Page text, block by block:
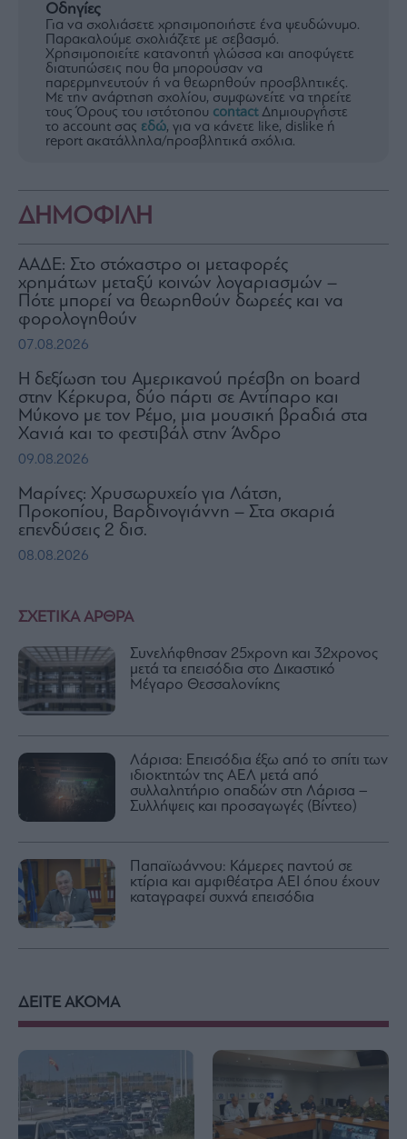
ΣΧΕΤΙΚΑ ΑΡΘΡΑ
Συνελήφθησαν 25χρονη και 32χρονος
μετά τα επεισόδια στο Δικαστικό
Μέγαρο Θεσσαλονίκης
Λάρισα: Επεισόδια έξω από το σπίτι των
ιδιοκτητών της ΑΕΛ μετά από
συλλαλητήριο οπαδών στη Λάρισα –
Συλλήψεις και προσαγωγές (Βίντεο)
Παπαϊωάννου: Κάμερες παντού σε
κτίρια και αμφιθέατρα ΑΕΙ όπου έχουν
καταγραφεί συχνά επεισόδια
Οδηγίες
Για να σχολιάσετε χρησιμοποιήστε ένα ψευδώνυμο.
Παρακαλούμε σχολιάζετε με σεβασμό.
Χρησιμοποιείτε κατανοητή γλώσσα και αποφύγετε
διατυπώσεις που θα μπορούσαν να
παρερμηνευτούν ή να θεωρηθούν προσβλητικές.
Με την ανάρτηση σχολίου, συμφωνείτε να τηρείτε
τους Όρους του ιστότοπου contactΔημιουργήστε
το account σας εδώ, για να κάνετε like, dislike ή
report ακατάλληλα/προσβλητικά σχόλια.
ΔΗΜΟΦΙΛΗ
ΑΑΔΕ: Στο στόχαστρο οι μεταφορές
χρημάτων μεταξύ κοινών λογαριασμών –
Πότε μπορεί να θεωρηθούν δωρεές και να
φορολογηθούν
07.08.2026
H δεξίωση του Αμερικανού πρέσβη on board
στην Κέρκυρα, δύο πάρτι σε Αντίπαρο και
Μύκονο με τον Ρέμο, μια μουσική βραδιά στα
Χανιά και το φεστιβάλ στην Άνδρο
09.08.2026
Μαρίνες: Χρυσωρυχείο για Λάτση,
Προκοπίου, Βαρδινογιάννη – Στα σκαριά
επενδύσεις 2 δισ.
08.08.2026
ΔΕΙΤΕ ΑΚΟΜΑ